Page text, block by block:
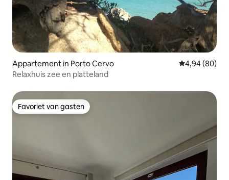
Appartement in Porto Cervo Gemiddelde
4,94 (80)
Relaxhuis zee en platteland
Favoriet van gasten
Favoriet van gasten